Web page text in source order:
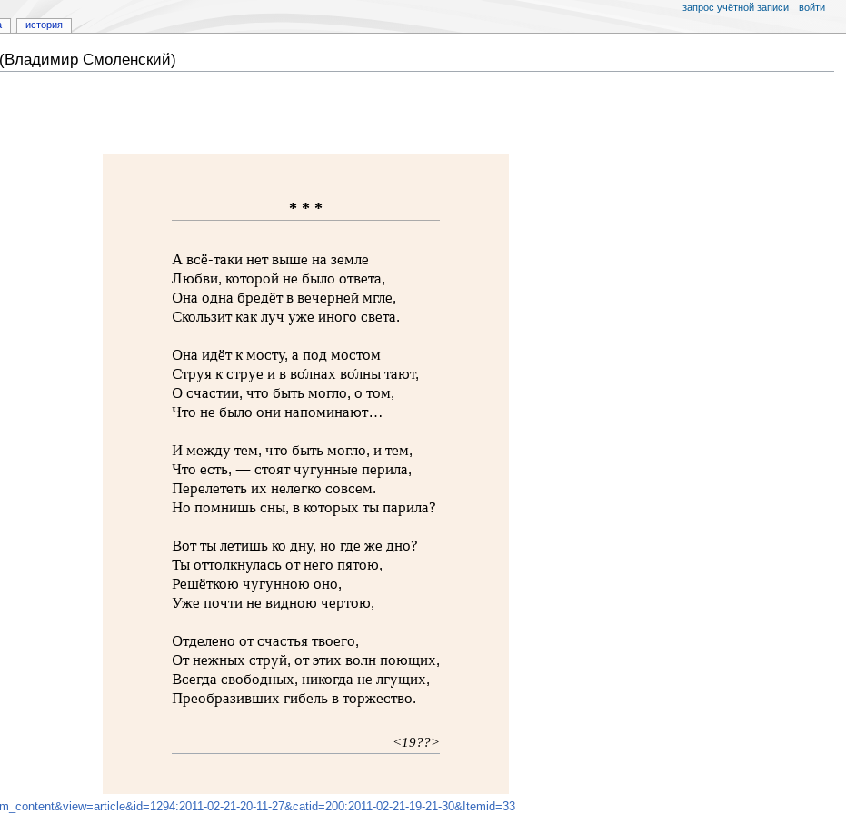
Смоленский)
* * *
А всё-таки нет выше на земле
Любви, которой не было ответа,
Она одна бредёт в вечерней мгле,
Скользит как луч уже иного света.
Она идёт к мосту, а под мостом
Струя к струе и в во́лнах во́лны тают,
О счастии, что быть могло, о том,
Что не было они напоминают…
И между тем, что быть могло, и тем,
Что есть, — стоят чугунные перила,
Перелететь их нелегко совсем.
Но помнишь сны, в которых ты парила?
Вот ты летишь ко дну, но где же дно?
Ты оттолкнулась от него пятою,
Решёткою чугунною оно,
Уже почти не видною чертою,
Отделено от счастья твоего,
От нежных струй, от этих волн поющих,
Всегда свободных, никогда не лгущих,
Преобразивших гибель в торжество.
<19??>
02-21-20-11-27&catid=200:2011-02-21-19-21-30&Itemid=33
история
запрос учётной записи войти